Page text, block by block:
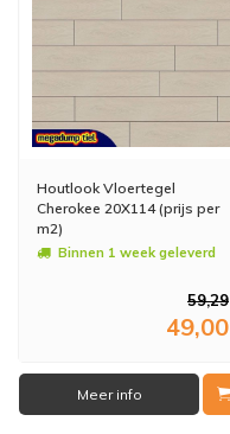
Houtlook Vloertegel
Cherokee 20X114 (prijs per
m2)
Binnen 1 week geleverd
59,29
49,00
Meer info